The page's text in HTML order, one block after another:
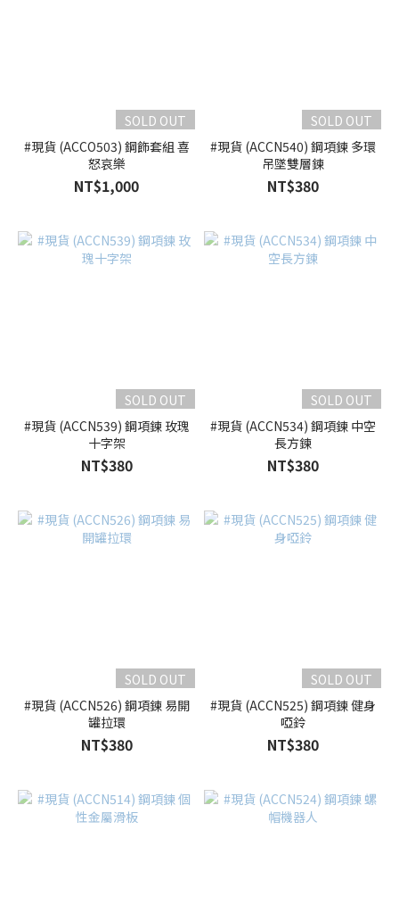
SOLD OUT
#現貨 (ACCO503) 鋼飾套組 喜
怒哀樂
NT$1,000
SOLD OUT
#現貨 (ACCN540) 鋼項鍊 多環
吊墜雙層鍊
NT$380
SOLD OUT
#現貨 (ACCN539) 鋼項鍊 玫瑰
十字架
NT$380
SOLD OUT
#現貨 (ACCN534) 鋼項鍊 中空
長方鍊
NT$380
SOLD OUT
#現貨 (ACCN526) 鋼項鍊 易開
罐拉環
NT$380
SOLD OUT
#現貨 (ACCN525) 鋼項鍊 健身
啞鈴
NT$380